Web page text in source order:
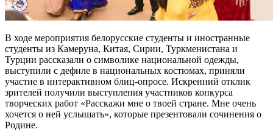
В ходе мероприятия белорусские студенты и иностранные
студенты из Камеруна, Китая, Сирии, Туркменистана и
Турции рассказали о символике национальной одежды,
выступили с дефиле в национальных костюмах, приняли
участие в интерактивном блиц-опросе. Искренний отклик
зрителей получили выступления участников конкурса
творческих работ «Расскажи мне о твоей стране. Мне очень
хочется о ней услышать», которые презентовали сочинения о
Родине.